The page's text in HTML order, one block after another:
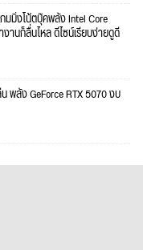
มมิ่งโน้ตบุ๊คพลัง Intel Core
งานก็ลื่นไหล ดีไซน์เรียบง่ายดูดี
พลัง GeForce RTX 5070 งบ